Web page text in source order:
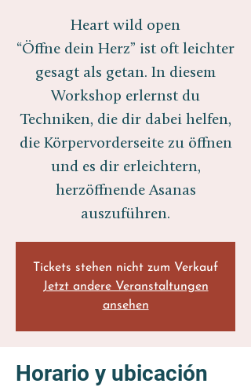
Heart wild open
“Öffne dein Herz” ist oft leichter
gesagt als getan. In diesem
Workshop erlernst du
Techniken, die dir dabei helfen,
die Körpervorderseite zu öffnen
und es dir erleichtern,
herzöffnende Asanas
auszuführen.
Tickets stehen nicht zum Verkauf
Jetzt andere Veranstaltungen
ansehen
Horario y ubicación